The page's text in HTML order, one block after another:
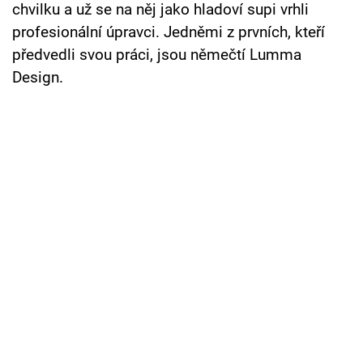
Přihlášení
Sledujte nás
chvilku a už se na něj jako hladoví supi vrhli
profesionální úpravci. Jedněmi z prvních, kteří
předvedli svou práci, jsou němečtí Lumma
Design.